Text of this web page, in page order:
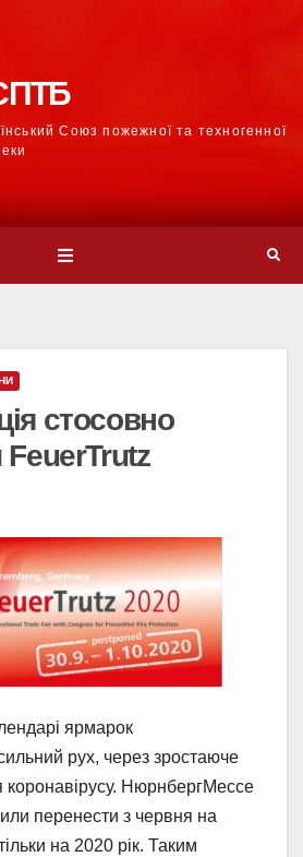
Союз пожежної та техногенної
стосовно
FeuerTrutz
ярмарок
рух, через зростаюче
НюрнбергМессе
перенести з червня на
на 2020 рік. Таким